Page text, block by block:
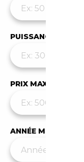
PUISSANCE MAX
PRIX MAX (€)
ANNÉE MIN